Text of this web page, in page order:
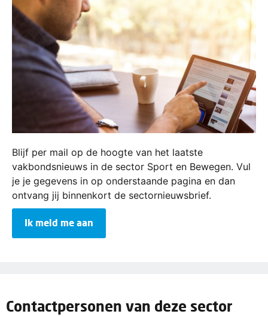
Blijf per mail op de hoogte van het laatste
vakbondsnieuws in de sector Sport en Bewegen. Vul
je je gegevens in op onderstaande pagina en dan
ontvang jij binnenkort de sectornieuwsbrief.
Ik meld me aan
Contactpersonen van deze sector